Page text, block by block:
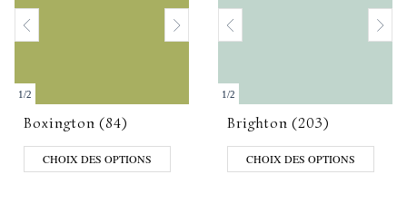
1/2
Boxington (84)
CHOIX DES OPTIONS
1/2
Brighton (203)
CHOIX DES OPTIONS